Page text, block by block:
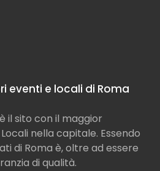
eventi e locali di Roma
il sito con il maggior
nella capitale. Essendo
di Roma è, oltre ad essere
di qualità.